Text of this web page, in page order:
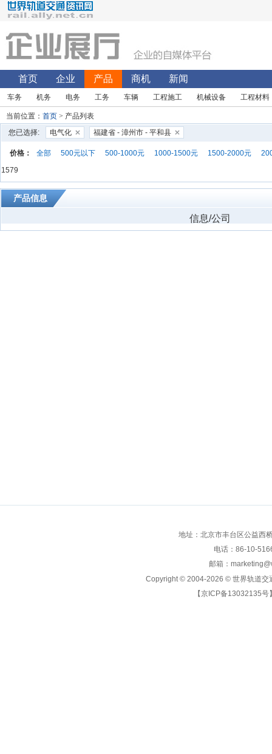
首页 企业 产品 商机 新闻
车务 机务 电务 工务 车辆 工程施工 机械设备 工程材料
当前位置： 首页 > 产品列表
您已选择:
电气化 福建省 - 漳州市 - 平和县
价格： 全部 500元以下 500-1000元 1000-1500元 1500-2000元
1579
产品信息
信息/公司
地址：北京市丰台区公益西
电话：86-10-
邮箱：
Copyright © 2004-2026 © 世界轨道交
【京ICP备13032135